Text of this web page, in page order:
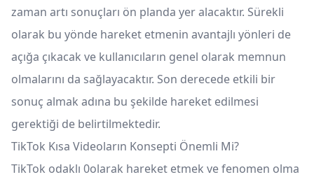
zaman artı sonuçları ön planda yer alacaktır. Sürekli
olarak bu yönde hareket etmenin avantajlı yönleri de
açığa çıkacak ve kullanıcıların genel olarak memnun
olmalarını da sağlayacaktır. Son derecede etkili bir
sonuç almak adına bu şekilde hareket edilmesi
gerektiği de belirtilmektedir.
TikTok Kısa Videoların Konsepti Önemli Mi?
TikTok odaklı 0olarak hareket etmek ve fenomen olma